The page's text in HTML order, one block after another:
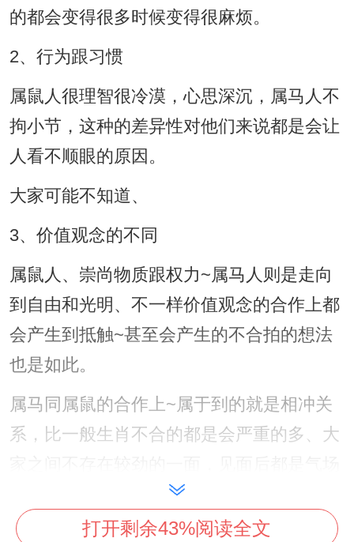
的都会变得很多时候变得很麻烦。
2、行为跟习惯
属鼠人很理智很冷漠，心思深沉，属马人不
拘小节，这种的差异性对他们来说都是会让
人看不顺眼的原因。
大家可能不知道、
3、价值观念的不同
属鼠人、崇尚物质跟权力~属马人则是走向
到自由和光明、不一样价值观念的合作上都
会产生到抵触~甚至会产生的不合拍的想法
也是如此。
属马同属鼠的合作上~属于到的就是相冲关
系，比一般生肖不合的都是会严重的多、大
相冲 - 彼此之间印象差，有部分的初次见面
都是比较糟糕，在相处一段时会见后 - 都是
打开剩余43%阅读全文